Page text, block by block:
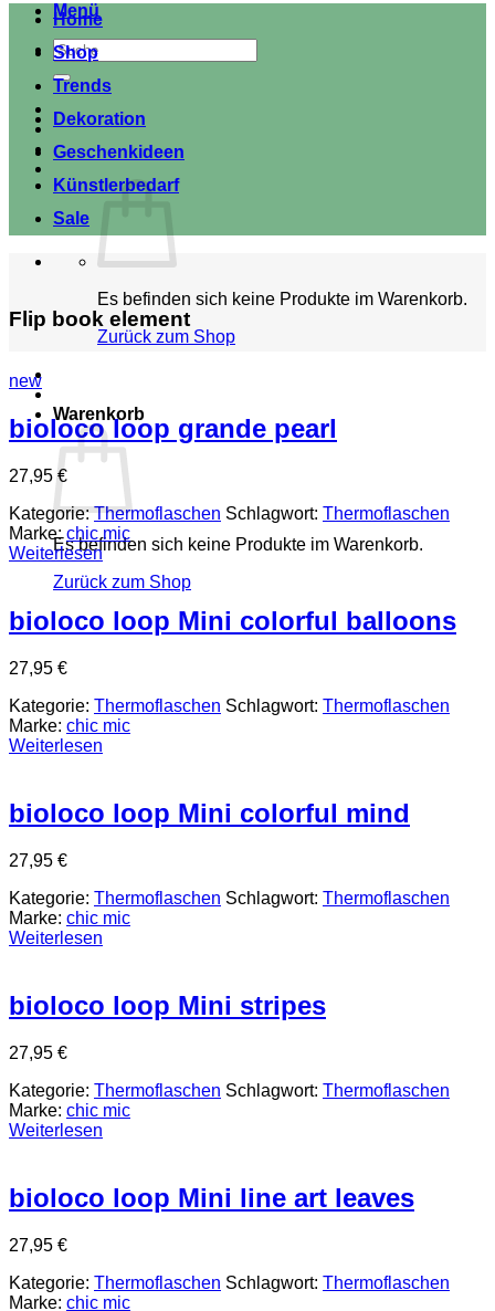
Menü
Suche
nach:
Es befinden sich keine Produkte im Warenkorb.
Zurück zum Shop
Warenkorb
Es befinden sich keine Produkte im Warenkorb.
Zurück zum Shop
Home
Shop
Trends
Dekoration
Geschenkideen
Künstlerbedarf
Sale
Flip book element
new
bioloco loop grande pearl
27,95€
Kategorie:Thermoflaschen Schlagwort: Thermoflaschen
Marke:chic mic
Weiterlesen
bioloco loop Mini colorful balloons
27,95 €
Kategorie: Thermoflaschen Schlagwort: Thermoflaschen
Marke: chic mic
Weiterlesen
bioloco loop Mini colorful mind
27,95 €
Kategorie: Thermoflaschen Schlagwort: Thermoflaschen
Marke: chic mic
Weiterlesen
bioloco loop Mini stripes
27,95 €
Kategorie: Thermoflaschen Schlagwort: Thermoflaschen
Marke: chic mic
Weiterlesen
bioloco loop Mini line art leaves
27,95 €
Kategorie: Thermoflaschen Schlagwort: Thermoflaschen
Marke: chic mic